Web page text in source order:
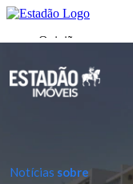
Notícias sobre